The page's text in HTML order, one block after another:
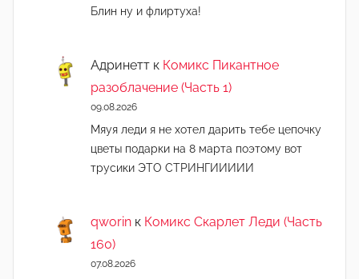
Блин ну и флиртуха!
Адринетт к Комикс Пикантное
разоблачение (Часть 1)
09.08.2026
Мяуя леди я не хотел дарить тебе цепочку
цветы подарки на 8 марта поэтому вот
трусики ЭТО СТРИНГИИИИИ
qworin к Комикс Скарлет Леди (Часть
160)
07.08.2026